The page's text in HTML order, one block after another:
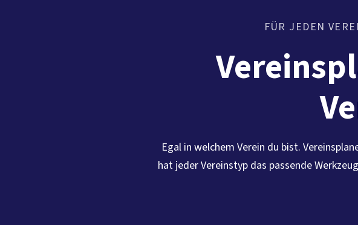
FÜR JEDEN
Egal in welchem Verein du bist.
hat jeder Vereinstyp das passende